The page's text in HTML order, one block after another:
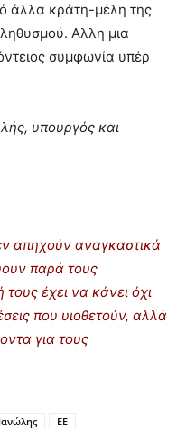
άλλα κράτη-μέλη της
Αλλη μια
συμφωνία υπέρ
υπουργός και
απηχούν αναγκαστικά
παρά τους
έχει να κάνει όχι
που υιοθετούν, αλλά
για τους
ΕΕ